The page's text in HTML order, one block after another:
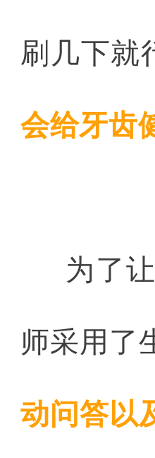
刷几下就
会给牙齿
为了
师采用了
动问答以